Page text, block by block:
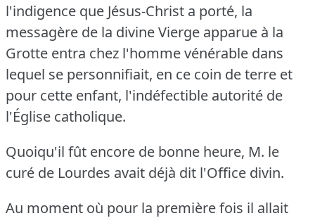
l'indigence que Jésus-Christ a porté, la
messagère de la divine Vierge apparue à la
Grotte entra chez l'homme vénérable dans
lequel se personnifiait, en ce coin de terre et
pour cette enfant, l'indéfectible autorité de
l'Église catholique.
Quoiqu'il fût encore de bonne heure, M. le
curé de Lourdes avait déjà dit l'Office divin.
Au moment où pour la première fois il allait